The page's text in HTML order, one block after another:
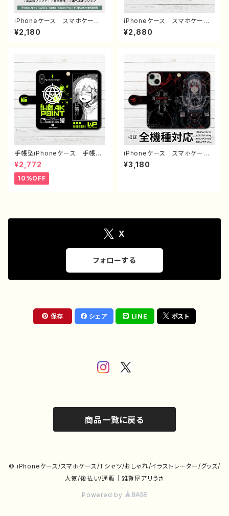
iPhoneケース スマホケー
ス イラスト 可愛い女の子
かっこいい女子 おしゃれ服
子 iPhone17/16/15/14/13
ixel Android アンドロイ
ド ケース ピアス タトゥー
黒髪 銀髪 白髪 ミニスカー
ト 生足 フード パーカー
個性的 おすすめ 人気 イラ
ストレーター クリエイター タ
イトル：メデューサ 作：nero
¥2,180
iPhoneケース スマホケー
ス 手帳型 全機種対応 イラ
スト 可愛い女の子 かっこい
ズ 高校生 男子 iPhone1
eria Googlepixel Androi
d アンドロイド ケース 黒
髪 金髪 ツインテール メイ
ド服 ゴシック ピアス 個性
的 おすすめ 人気 イラスト
レーター クリエイター 絵
師 オリジナル デザイン グ
ッズ タイトル：メイド 作：ner
o
¥2,880
手帳型iPhoneケース 手帳型
スマホケース 手帳型 全機種
対応 かっこいい女子 クー
ル おしゃれ イラスト 病み
かわいい エモい iPhone15/
¥2,772
10%OFF
iPhoneケース スマホケー
ス 手帳型 全機種対応 イラ
スト 可愛い女の子 かっこい
的 おすすめ 人気 イラスト
レーター クリエイター 絵
ッズ タイトル：黒野京 デザイン
53 作：黒野京
¥3,180
X
フォローする
保存 シェア LINE ポスト
商品一覧に戻る
© iPhoneケース/スマホケース/Tシャツ/おしゃれ/イラストレーター/グッズ/
人気/後払い/通販｜雑貨屋アリうさ
Powered by